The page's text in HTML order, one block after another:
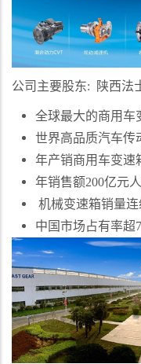
公司主要股东: 陕西法
全球最大的商用车
世界高品质汽车传
年产销商用车变速
年销售额200亿元
机械变速箱销量连
中国市场占有率超